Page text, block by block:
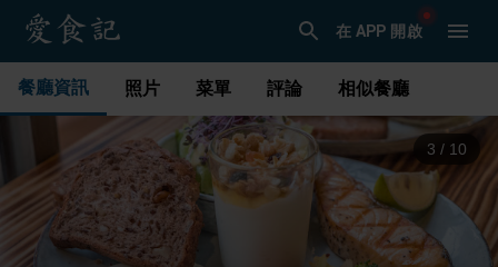
在 APP 開啟
餐廳資訊 照片 菜單 評論 相似餐廳
3 / 10